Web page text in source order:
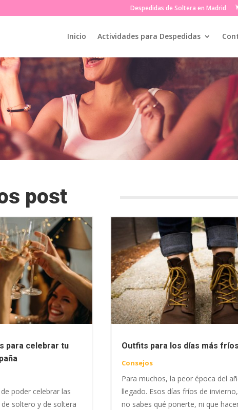
Despedidas de Soltera en Madrid
Inicio Actividades para Despedidas
post
para celebrar tu
poder celebrar las
soltero y de soltera
Outfits para los días más fríos
Consejos
Para muchos, la peor época del
llegado. Esos días fríos de
no sabes qué ponerte, ni que